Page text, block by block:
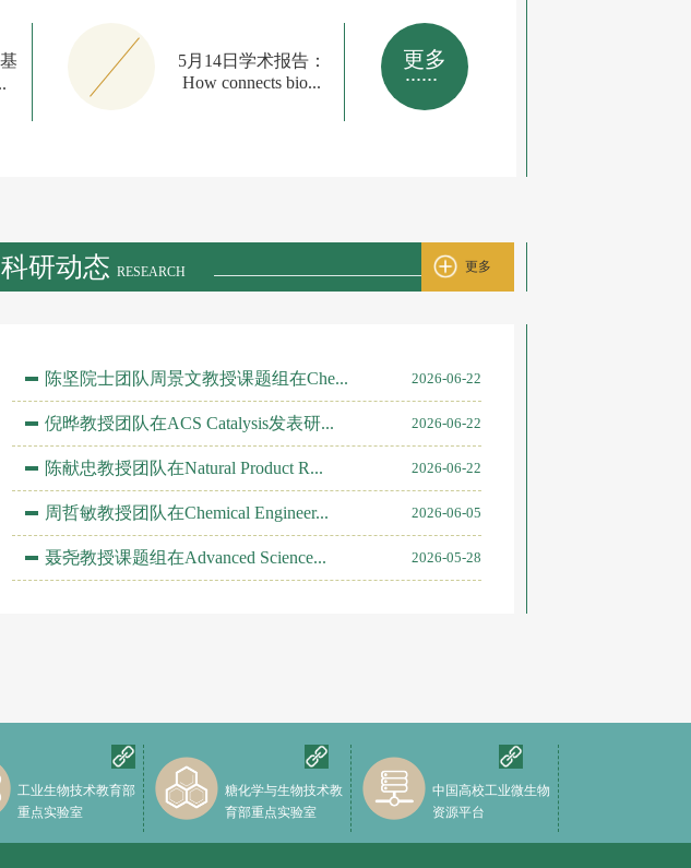
5月14日学术报告：
How connects bio...
更多
......
科研动态 RESEARCH 更多
陈坚院士团队周景文教授课题组在Che... 2026-06-22
倪晔教授团队在ACS Catalysis发表研... 2026-06-22
陈献忠教授团队在Natural Product R... 2026-06-22
周哲敏教授团队在Chemical Engineer... 2026-06-05
聂尧教授课题组在Advanced Science... 2026-05-28
工业生物技术教育部
重点实验室
糖化学与生物技术教
育部重点实验室
中国高校工业微生物
资源平台